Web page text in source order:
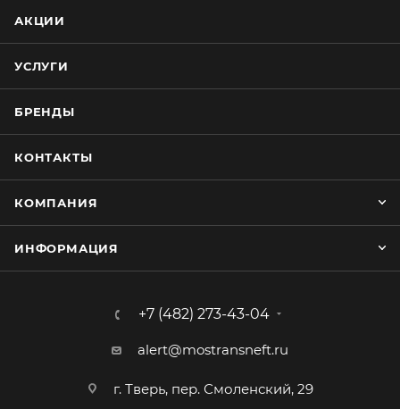
АКЦИИ
УСЛУГИ
БРЕНДЫ
КОНТАКТЫ
КОМПАНИЯ
ИНФОРМАЦИЯ
+7 (482) 273-43-04
alert@mostransneft.ru
г. Тверь, пер. Смоленский, 29